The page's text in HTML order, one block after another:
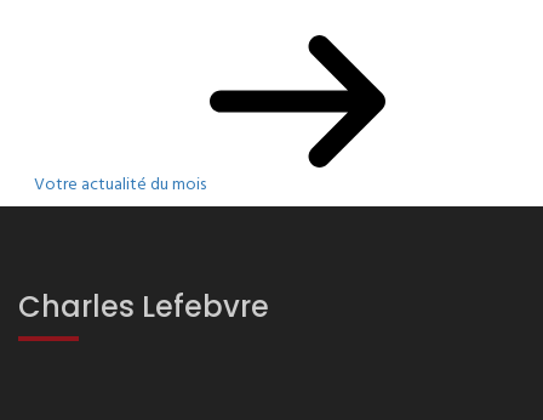
Votre actualité du mois
Charles Lefebvre